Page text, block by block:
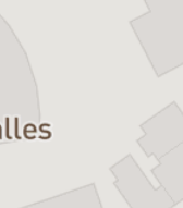
de scurtă durată
persoanelor cu
puternic și modern și
de azi.
a literaturii române,
atât de specific, îi